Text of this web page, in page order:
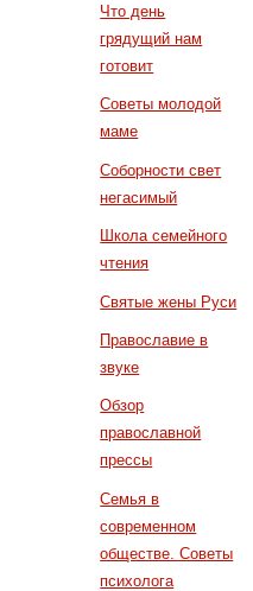
Что день
грядущий нам
готовит
Советы молодой
маме
Соборности свет
негасимый
Школа семейного
чтения
Святые жены Руси
Православие в
звуке
Обзор
православной
прессы
Семья в
современном
обществе. Советы
психолога